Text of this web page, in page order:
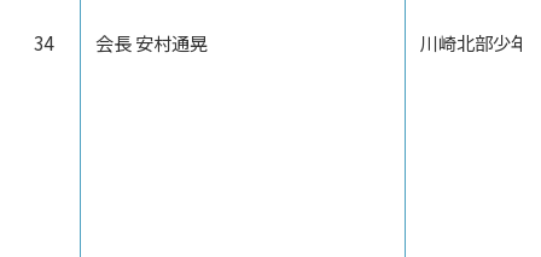
34 会長 安村通晃 川崎北部少年